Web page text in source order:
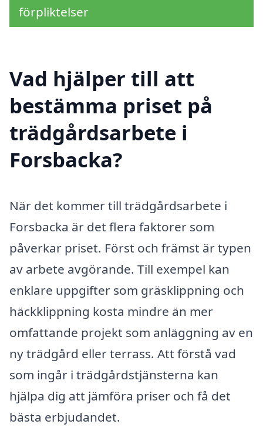
förpliktelser
Vad hjälper till att
bestämma priset på
trädgårdsarbete i
Forsbacka?
När det kommer till trädgårdsarbete i
Forsbacka är det flera faktorer som
påverkar priset. Först och främst är typen
av arbete avgörande. Till exempel kan
enklare uppgifter som gräsklippning och
häckklippning kosta mindre än mer
omfattande projekt som anläggning av en
ny trädgård eller terrass. Att förstå vad
som ingår i trädgårdstjänsterna kan
hjälpa dig att jämföra priser och få det
bästa erbjudandet.